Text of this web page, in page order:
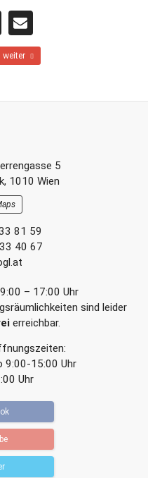
E-
weiter
N
ä
e
i
g
5
1010 Wien
81 59
40 67
– 17:00 Uhr
sind leider
erreichbar.
9:00-15:00 Uhr
Uhr